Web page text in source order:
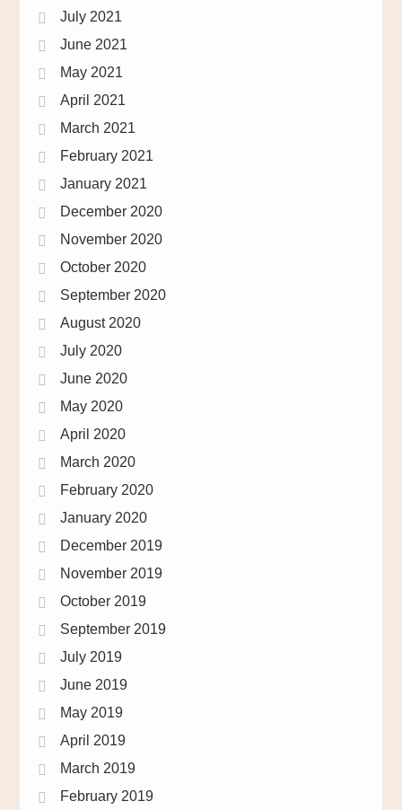
July 2021
June 2021
May 2021
April 2021
March 2021
February 2021
January 2021
December 2020
November 2020
October 2020
September 2020
August 2020
July 2020
June 2020
May 2020
April 2020
March 2020
February 2020
January 2020
December 2019
November 2019
October 2019
September 2019
July 2019
June 2019
May 2019
April 2019
March 2019
February 2019